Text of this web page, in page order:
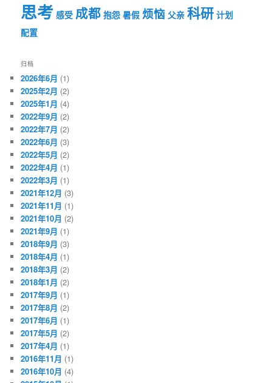
思考 感受 成都 抱怨 暑假 烦恼 父亲 科研 计划
配置
归档
2026年6月 (1)
2025年2月 (2)
2025年1月 (4)
2022年9月 (2)
2022年7月 (2)
2022年6月 (3)
2022年5月 (2)
2022年4月 (1)
2022年3月 (1)
2021年12月 (3)
2021年11月 (1)
2021年10月 (2)
2021年9月 (1)
2018年9月 (3)
2018年4月 (1)
2018年3月 (2)
2018年1月 (2)
2017年9月 (1)
2017年8月 (2)
2017年6月 (1)
2017年5月 (2)
2017年4月 (1)
2016年11月 (1)
2016年10月 (4)